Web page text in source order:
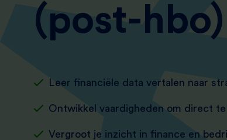
(post-hbo)
Leer financiële data vertalen naar
Ontwikkel vaardigheden om direct
Vergroot je inzicht in finance en